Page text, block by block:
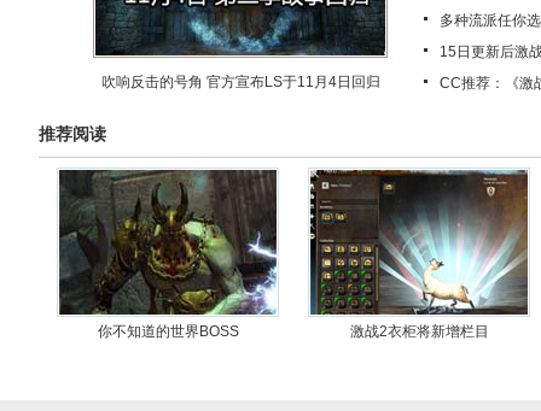
吹响反击的号角 官方宣布LS于11月4日回归
多种流派任你
15日更新后激
CC推荐：《激
推荐阅读
你不知道的世界BOSS 激战2衣柜将新增栏目